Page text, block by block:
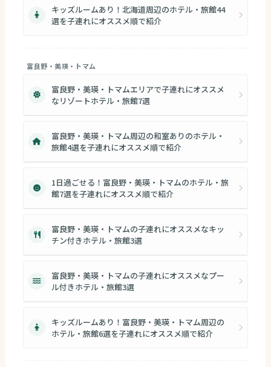
キッズルームあり！北海道周辺のホテル・旅館44
選を子連れにオススメ順で紹介
富良野・美瑛・トマム
富良野・美瑛・トマムエリアで子連れにオススメ
なリゾートホテル・旅館7選
富良野・美瑛・トマム周辺の和室ありのホテル・
旅館4選を子連れにオススメ順で紹介
1日過ごせる！富良野・美瑛・トマムのホテル・旅
館7選を子連れにオススメ順で紹介
富良野・美瑛・トマムの子連れにオススメなキッ
チン付きホテル・旅館3選
富良野・美瑛・トマムの子連れにオススメなプー
ル付きホテル・旅館3選
キッズルームあり！富良野・美瑛・トマム周辺の
ホテル・旅館6選を子連れにオススメ順で紹介